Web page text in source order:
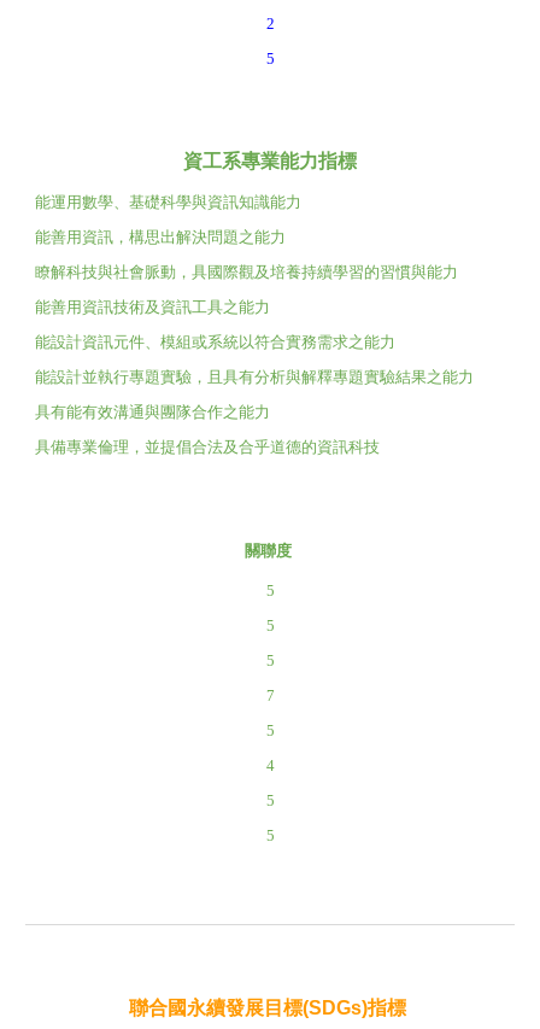
2
5
資工系專業能力指標
能運用數學、基礎科學與資訊知識能力
能善用資訊，構思出解決問題之能力
瞭解科技與社會脈動，具國際觀及培養持續學習的習慣與能力
能善用資訊技術及資訊工具之能力
能設計資訊元件、模組或系統以符合實務需求之能力
能設計並執行專題實驗，且具有分析與解釋專題實驗結果之能力
具有能有效溝通與團隊合作之能力
具備專業倫理，並提倡合法及合乎道德的資訊科技
關聯度
5
5
5
7
5
4
5
5
聯合國永續發展目標(SDGs)指標